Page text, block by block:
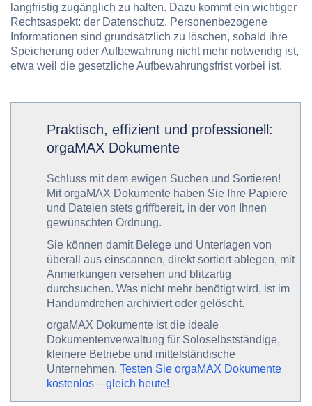
langfristig zugänglich zu halten. Dazu kommt ein wichtiger
Rechtsaspekt: der Datenschutz. Personenbezogene
Informationen sind grundsätzlich zu löschen, sobald ihre
Speicherung oder Aufbewahrung nicht mehr notwendig ist,
etwa weil die gesetzliche Aufbewahrungsfrist vorbei ist.
Praktisch, effizient und professionell:
orgaMAX Dokumente
Schluss mit dem ewigen Suchen und Sortieren!
Mit orgaMAX Dokumente haben Sie Ihre Papiere
und Dateien stets griffbereit, in der von Ihnen
gewünschten Ordnung.
Sie können damit Belege und Unterlagen von
überall aus einscannen, direkt sortiert ablegen, mit
Anmerkungen versehen und blitzartig
durchsuchen. Was nicht mehr benötigt wird, ist im
Handumdrehen archiviert oder gelöscht.
orgaMAX Dokumente ist die ideale
Dokumentenverwaltung für Soloselbstständige,
kleinere Betriebe und mittelständische
Unternehmen.Testen Sie orgaMAX Dokumente
kostenlos – gleich heute!